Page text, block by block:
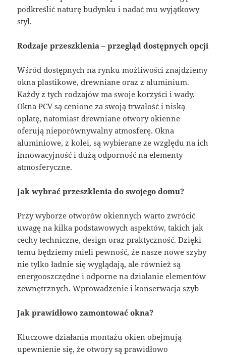
podkreślić naturę budynku i nadać mu wyjątkowy
styl.
Rodzaje przeszklenia – przegląd dostępnych opcji
Wśród dostępnych na rynku możliwości znajdziemy
okna plastikowe, drewniane oraz z aluminium.
Każdy z tych rodzajów ma swoje korzyści i wady.
Okna PCV są cenione za swoją trwałość i niską
opłatę, natomiast drewniane otwory okienne
oferują nieporównywalny atmosferę. Okna
aluminiowe, z kolei, są wybierane ze względu na ich
innowacyjność i dużą odporność na elementy
atmosferyczne.
Jak wybrać przeszklenia do swojego domu?
Przy wyborze otworów okiennych warto zwrócić
uwagę na kilka podstawowych aspektów, takich jak
cechy techniczne, design oraz praktyczność. Dzięki
temu będziemy mieli pewność, że nasze nowe szyby
nie tylko ładnie się wyglądają, ale również są
energooszczędne i odporne na działanie elementów
zewnętrznych. Wprowadzenie i konserwacja szyb
Jak prawidłowo zamontować okna?
Kluczowe działania montażu okien obejmują
upewnienie się, że otwory są prawidłowo